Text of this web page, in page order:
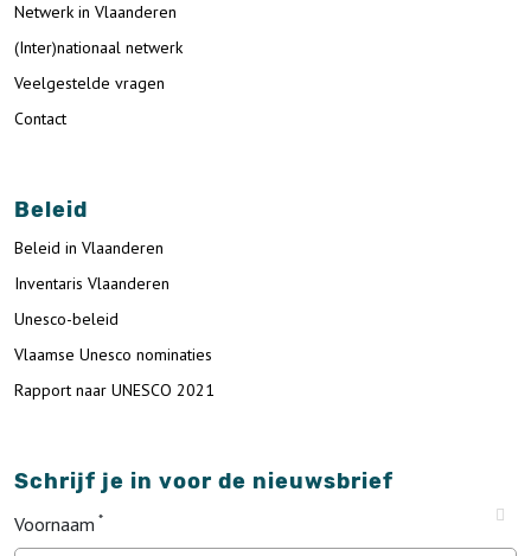
Netwerk in Vlaanderen
(Inter)nationaal netwerk
Veelgestelde vragen
Contact
Beleid
Beleid in Vlaanderen
Inventaris Vlaanderen
Unesco-beleid
Vlaamse Unesco nominaties
Rapport naar UNESCO 2021
Schrijf je in voor de nieuwsbrief
Voornaam